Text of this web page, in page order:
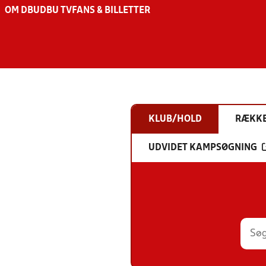
OM DBU DBU TV FANS & BILLETTER
KLUB/HOLD
UDVIDET KAMPSØGNING